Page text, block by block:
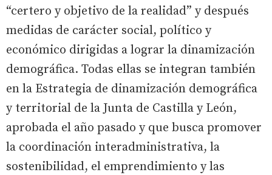
“certero y objetivo de la realidad” y después
medidas de carácter social, político y
económico dirigidas a lograr la dinamización
demográfica. Todas ellas se integran también
en la Estrategia de dinamización demográfica
y territorial de la Junta de Castilla y León,
aprobada el año pasado y que busca promover
la coordinación interadministrativa, la
sostenibilidad, el emprendimiento y las